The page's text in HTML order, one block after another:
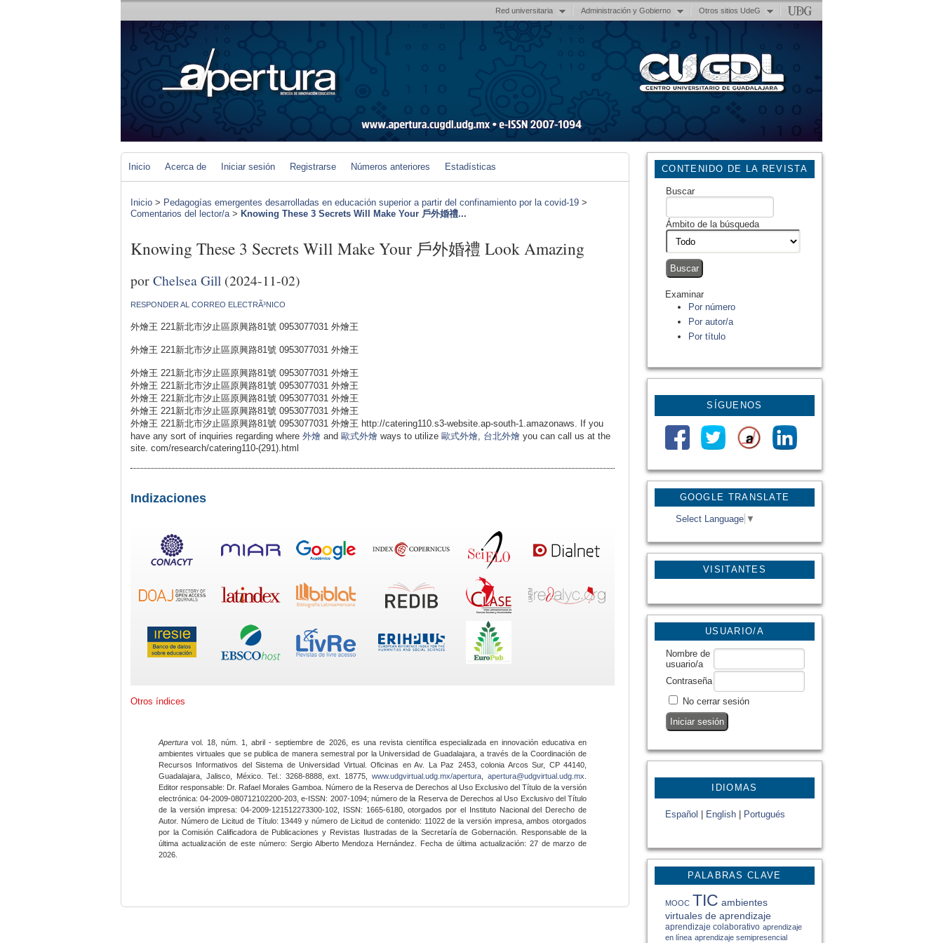
Red universitaria Administración y Gobierno Otros sitios UdeG
GOOGLE TRANSLATE
Select Language ▼
VISITANTES
CONTENIDO DE LA REVISTA
Buscar
Ámbito de la búsqueda
Examinar
Por número
Por autor/a
Por título
SÍGUENOS
USUARIO/A
Nombre de
usuario/a
Contraseña
No cerrar sesión
IDIOMAS
Español English Portugués
PALABRAS CLAVE
MOOC TIC ambientes
virtuales de aprendizaje
aprendizaje colaborativo aprendizaje
en línea aprendizaje semipresencial
Inicio Acerca de Iniciar sesión Registrarse Números anteriores Estadísticas
Inicio > Pedagogías emergentes desarrolladas en educación superior a partir del confinamiento por la covid-19 >
Comentarios del lector/a> Knowing These 3 Secrets Will Make Your 戶外婚禮...
Knowing These 3 Secrets Will Make Your 戶外婚禮 Look Amazing
porChelsea Gill (2024-11-02)
RESPONDER AL CORREO ELECTRÃ³NICO
外燴王 221新北市汐止區原興路81號 0953077031 外燴王
外燴王 221新北市汐止區原興路81號 0953077031 外燴王
外燴王 221新北市汐止區原興路81號 0953077031 外燴王
外燴王 221新北市汐止區原興路81號 0953077031 外燴王
外燴王 221新北市汐止區原興路81號 0953077031 外燴王
外燴王 221新北市汐止區原興路81號 0953077031 外燴王
外燴王 221新北市汐止區原興路81號 0953077031 外燴王 http://catering110.s3-website.ap-south-1.amazonaws. If you
have any sort of inquiries regarding where 外燴 and 歐式外燴 ways to utilize 歐式外燴 台北外燴 you can call us at the
site. com/research/catering110-(291).html
Indizaciones
Otros índices
Apertura vol. 18, núm. 1, abril - septiembre de 2026, es una revista científica especializada en innovación educativa en
ambientes virtuales que se publica de manera semestral por la Universidad de Guadalajara, a través de la Coordinación de
Recursos Informativos del Sistema de Universidad Virtual. Oficinas en Av. La Paz 2453, colonia Arcos Sur, CP 44140,
Guadalajara, Jalisco, México. Tel.: 3268-8888, ext. 18775,www.udgvirtual.udg.mx/apertura apertura@udgvirtual.udg.mx
Editor responsable: Dr. Rafael Morales Gamboa. Número de la Reserva de Derechos al Uso Exclusivo del Título de la versión
electrónica: 04-2009-080712102200-203, e-ISSN: 2007-1094; número de la Reserva de Derechos al Uso Exclusivo del Título
de la versión impresa: 04-2009-121512273300-102, ISSN: 1665-6180, otorgados por el Instituto Nacional del Derecho de
Autor. Número de Licitud de Título: 13449 y número de Licitud de contenido: 11022 de la versión impresa, ambos otorgados
por la Comisión Calificadora de Publicaciones y Revistas Ilustradas de la Secretaría de Gobernación. Responsable de la
última actualización de este número: Sergio Alberto Mendoza Hernández. Fecha de última actualización: 27 de marzo de
2026.